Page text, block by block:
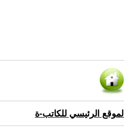
الموقع الرئيسي للكاتب-ة